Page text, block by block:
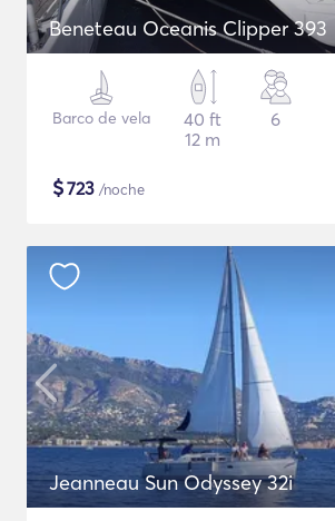
Beneteau Oceanis Clipper 393
Barco de vela
40 ft
12 m
6
$723 /noche
Jeanneau Sun Odyssey 32i